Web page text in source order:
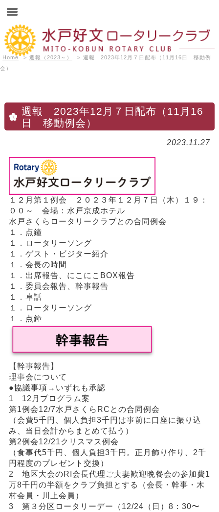
Home > 週報（2023～） > 週報 2023年12月７日配布（11月16日 移動例
会）
週報 2023年12月７日配布（11月16
日 移動例会）
2023.11.27
１２月第１例会 ２０２３年１２月７日（木）１９：
００～ 会場： 水戸京成ホテル
水戸さくらロータリークラブとの合同例会
１．点鐘
１．ロータリーソング
１．ゲスト・ビジター紹介
１．会長の時間
１．出席報告、にこにこBOX報告
１．委員会報告、幹事報告
１．卓話
１．ロータリーソング
１．点鐘
【幹事報告】
理事会について
●協議事項→いずれも承認
1 12月プログラム案
第1例会12/7水戸さくらRCとの合同例会
（会費5千円、個人負担3千円は事前に口座に振り込
み、当日会計からまとめて払う）
第2例会12/21クリスマス例会
（食事代5千円、個人負担3千円。正月飾り作り、2千
円程度のプレゼント交換）
2 地区大会のRI会長代理ご夫妻歓迎晩餐会の参加費1
万8千円の半額をクラブ負担とする（会長・幹事・木
村会員・川上会員）
3 第３分区ロータリーデー（12/24（日）8：30〜